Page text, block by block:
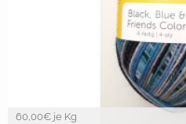
60,00€ je Kg